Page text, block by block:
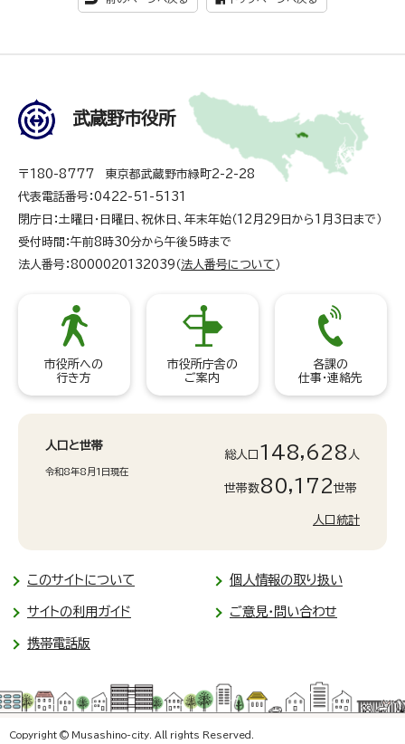
武蔵野市役所
〒180-8777 東京都武蔵野市緑町2-2-28
代表電話番号：0422-51-5131
閉庁日：土曜日・日曜日、祝休日、年末年始（12月29日から1月3日まで）
受付時間：午前8時30分から午後5時まで
法人番号：8000020132039（ 法人番号について ）
市役所への
行き方
市役所庁舎の
ご案内
各課の
仕事・連絡先
人口と世帯
令和8年8月1日現在
総人口 148,628 人
世帯数80,172世帯
人口統計
このサイトについて 個人情報の取り扱い
サイトの利用ガイド ご意見・問い合わせ
携帯電話版
Copyright © Musashino-city. All rights Reserved.